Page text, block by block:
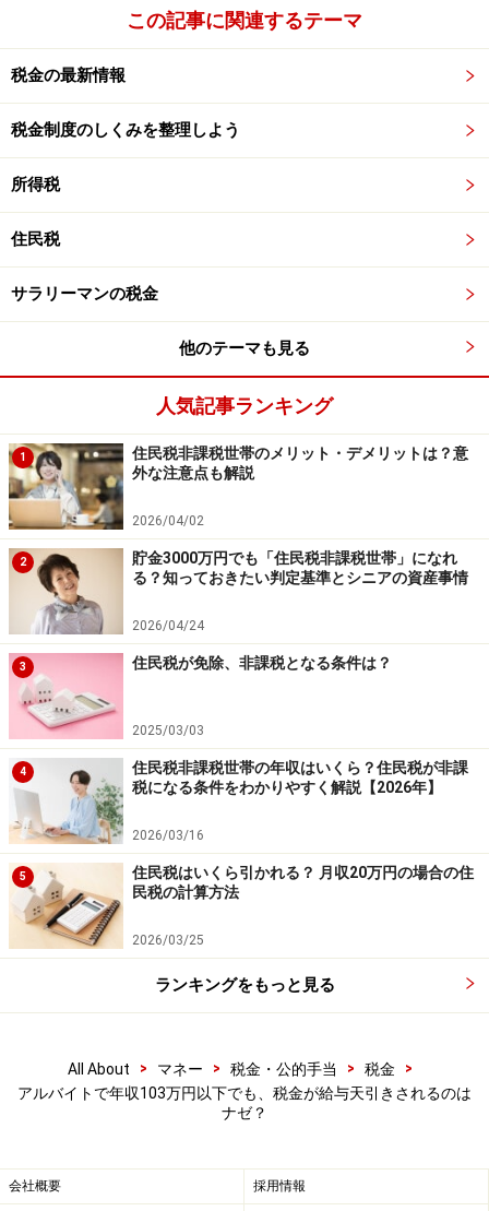
ント欄への書き込みをお願いします。
【関連記事をチェック！】
特定口座って何？ わかりやすく教えてください
高額療養費制度ってなに？10万円は払わなきゃいけな
外貨預金をすすめられました。どんなことに気を付けた
らいい？
投資や資産運用に関する最終的なご判断はご自身の責任において
行ってください。
掲載情報の正確性・完全性については十分に配慮しております
が、その内容を保証するものではなく、これに基づく損失・損害
などについて当社は一切の責任を負いません。
最新の情報や詳細については、必ず各金融機関やサービス提供者
の公式情報をご確認ください。
【編集部からのお知らせ】
・「家計」について、
中です！
※抽選で20名にAmazonギフト券1000円分プレゼント
※謝礼付きの限定アンケートやモニター企画に参加が可能に
なります
この記事に関連するテーマ
税金の最新情報
税金制度のしくみを整理しよう
所得税
住民税
サラリーマンの税金
他のテーマも見る
人気記事ランキング
1
住民税非課税世帯のメリット・デメリットは？意
外な注意点も解説
2026/04/02
2
貯金3000万円でも「住民税非課税世帯」になれ
る？知っておきたい判定基準とシニアの資産事情
2026/04/24
3 住民税が免除、非課税となる条件は？
2025/03/03
4
住民税非課税世帯の年収はいくら？住民税が非課
税になる条件をわかりやすく解説【2026年】
2026/03/16
5
住民税はいくら引かれる？ 月収20万円の場合の住
民税の計算方法
2026/03/25
ランキングをもっと見る
All About > マネー > 税金・公的手当 > 税金
>
アルバイトで年収103万円以下でも、税金が給与天引きされるのは
ナゼ？
会社概要 採用情報